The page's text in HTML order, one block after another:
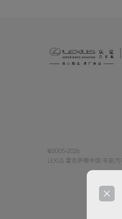
©2005-2026
LEXUS 雷克萨斯中国 丰田